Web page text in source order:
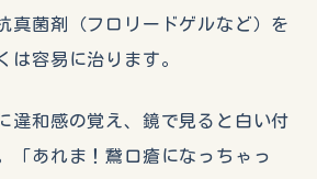
真菌剤（フロリードゲルなど）を
は容易に治ります。
違和感の覚え、鏡で見ると白い付
「あれま！鵞口瘡になっちゃっ